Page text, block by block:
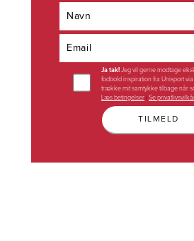
Navn
Email
Ja tak! Jeg vil gerne modtage
fodbold inspiration fra Unisport
trække mit samtykke tilbage når
Læs betingelser | Se
TILMELD